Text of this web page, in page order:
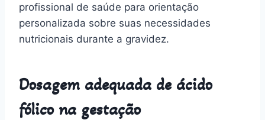
profissional de saúde para orientação
personalizada sobre suas necessidades
nutricionais durante a gravidez.
Dosagem adequada de ácido
fólico na gestação